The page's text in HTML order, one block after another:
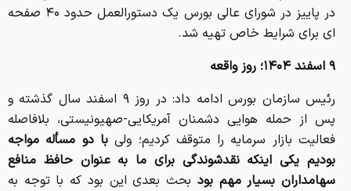
در پاییز در شورای عالی بورس یک دستورالعمل حدود ۴۰ صفحه
ای برای شرایط خاص تهیه شد.
۹ اسفند ۱۴۰۴؛ روز واقعه
رئیس سازمان بورس ادامه داد: در روز ۹ اسفند سال گذشته و
پس از حمله هوایی دشمنان آمریکایی-صهیونیستی، بلافاصله
فعالیت بازار سرمایه را متوقف کردیم؛ ولیبا دو مسأله مواجه
بودیم یکی اینکه نقدشوندگی برای ما به عنوان حافظ منافع
سهامداران بسیار مهم بود بحث بعدی این بود که با توجه به